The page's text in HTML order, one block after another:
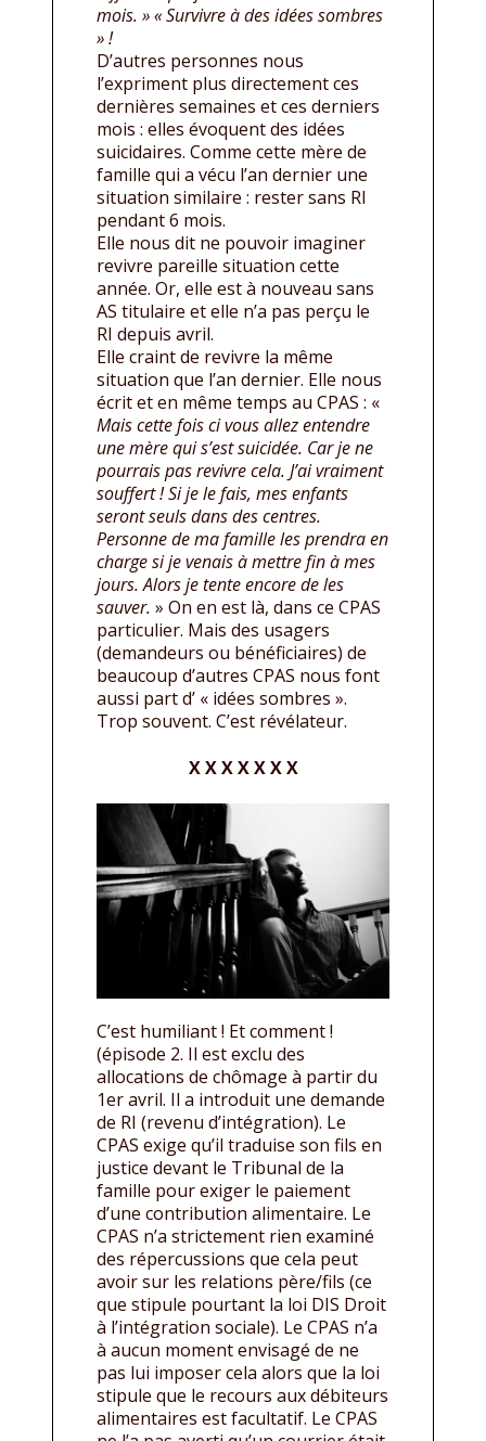
mois. » « Survivre à des idées sombres
» !
D’autres personnes nous
l’expriment plus directement ces
dernières semaines et ces derniers
mois : elles évoquent des idées
suicidaires. Comme cette mère de
famille qui a vécu l’an dernier une
situation similaire : rester sans RI
pendant 6 mois.
Elle nous dit ne pouvoir imaginer
revivre pareille situation cette
année. Or, elle est à nouveau sans
AS titulaire et elle n’a pas perçu le
RI depuis avril.
Elle craint de revivre la même
situation que l’an dernier. Elle nous
écrit et en même temps au CPAS : «
Mais cette fois ci vous allez entendre
une mère qui s’est suicidée. Car je ne
pourrais pas revivre cela. J’ai vraiment
souffert ! Si je le fais, mes enfants
seront seuls dans des centres.
Personne de ma famille les prendra en
charge si je venais à mettre fin à mes
jours. Alors je tente encore de les
sauver. » On en est là, dans ce CPAS
particulier. Mais des usagers
(demandeurs ou bénéficiaires) de
beaucoup d’autres CPAS nous font
aussi part d’ « idées sombres ».
Trop souvent. C’est révélateur.
X X X X X X X
C’est humiliant ! Et comment !
(épisode 2. Il est exclu des
allocations de chômage à partir du
1er avril. Il a introduit une demande
de RI (revenu d’intégration). Le
CPAS exige qu’il traduise son fils en
justice devant le Tribunal de la
famille pour exiger le paiement
d’une contribution alimentaire. Le
CPAS n’a strictement rien examiné
des répercussions que cela peut
avoir sur les relations père/fils (ce
que stipule pourtant la loi DIS Droit
à l’intégration sociale). Le CPAS n’a
à aucun moment envisagé de ne
pas lui imposer cela alors que la loi
stipule que le recours aux débiteurs
alimentaires est facultatif. Le CPAS